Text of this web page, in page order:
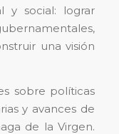
y social: lograr
una visión
sobre políticas
y avances de
de la Virgen.